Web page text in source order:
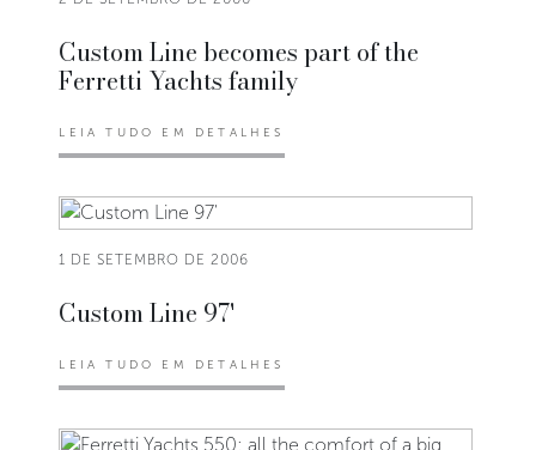
Custom Line becomes part of the
Ferretti Yachts family
LEIA TUDO EM DETALHES
1 DE SETEMBRO DE 2006
Custom Line 97'
LEIA TUDO EM DETALHES